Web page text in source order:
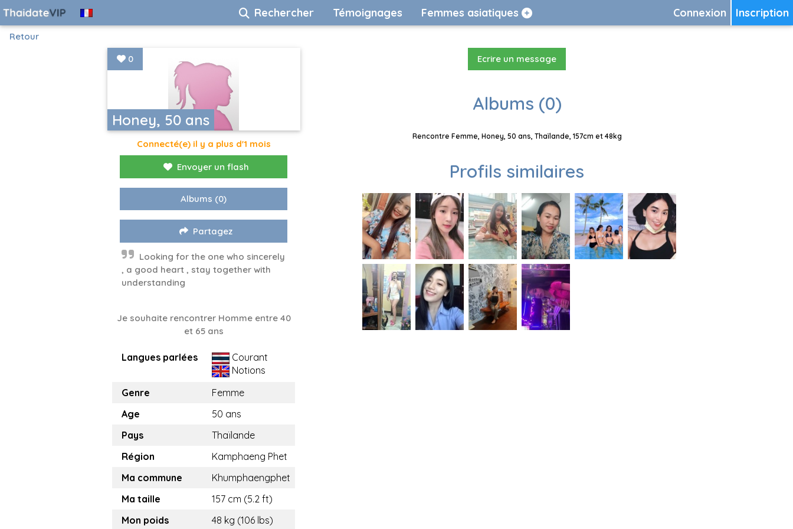
Inscription
Connexion
Rechercher Témoignages Femmes asiatiques
Retour
Honey, 50 ans
0
Connecté(e) il y a plus d'1 mois
Envoyer un flash
Albums (0)
Partagez
Looking for the one who sincerely
, a good heart , stay together with
understanding
Je souhaite rencontrer Homme entre 40
et 65 ans
Langues parlées
Courant
Notions
Genre
Femme
Age
50 ans
Pays
Thaïlande
Région
Kamphaeng Phet
Ma commune
Khumphaengphet
Ma taille
157 cm (5.2 ft)
Mon poids
48 kg (106 lbs)
Ecrire un message
Albums (0)
Rencontre Femme, Honey, 50 ans, Thaïlande, 157cm et 48kg
Profils similaires